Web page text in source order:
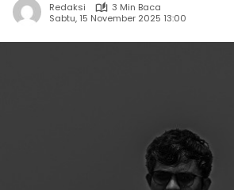
Redaksi
3 Min Baca
Sabtu, 15 November 2025 13:00